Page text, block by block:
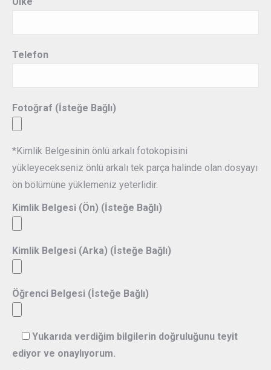
Telefon
Fotoğraf (İsteğe Bağlı)
*Kimlik Belgesinin önlü arkalı fotokopisini
yükleyecekseniz önlü arkalı tek parça halinde olan dosyayı
ön bölümüne yüklemeniz yeterlidir.
Kimlik Belgesi (Ön) (İsteğe Bağlı)
Kimlik Belgesi (Arka) (İsteğe Bağlı)
Öğrenci Belgesi (İsteğe Bağlı)
Yukarıda verdiğim bilgilerin doğruluğunu teyit
ediyor ve onaylıyorum.